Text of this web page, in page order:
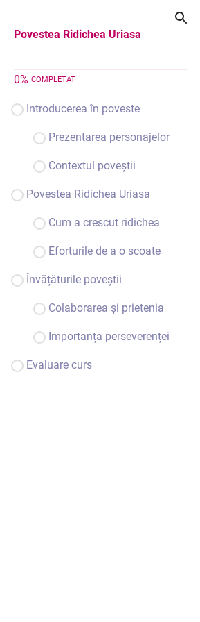
Povestea Ridichea Uriasa
0% COMPLETAT
Introducerea în poveste
Prezentarea personajelor
Contextul poveștii
Povestea Ridichea Uriasa
Cum a crescut ridichea
Eforturile de a o scoate
Învățăturile poveștii
Colaborarea și prietenia
Importanța perseverenței
Evaluare curs